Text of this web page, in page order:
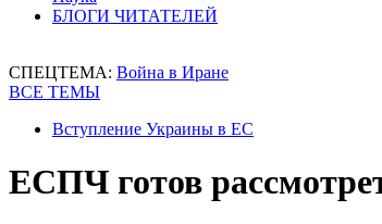
БЛОГИ ЧИТАТЕЛЕЙ
СПЕЦТЕМА: Война в Иране
ВСЕ ТЕМЫ
Вступление Украины в ЕС
ЕСПЧ готов